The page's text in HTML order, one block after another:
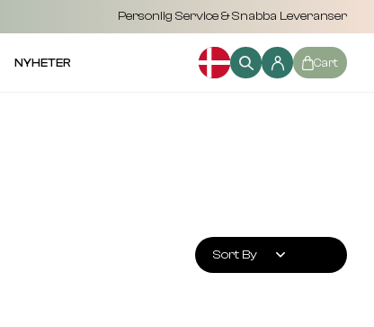
Personlig Service & Snabba Leveranser
NYHETER Cart
Sort By